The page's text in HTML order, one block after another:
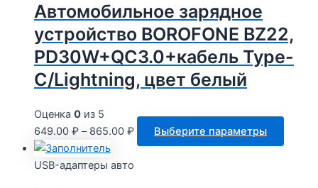
Автомобильное зарядное
устройство BOROFONE BZ22,
PD30W+QC3.0+кабель Type-
C/Lightning, цвет белый
Оценка 0 из 5
649.00 ₽ – 865.00 ₽ Выберите параметры
товар
USB-адаптеры авто